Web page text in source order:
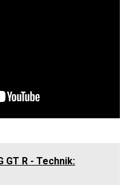
GT R - Technik: